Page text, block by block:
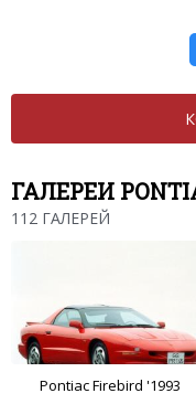
ГАЛЕРЕИ
112 ГАЛЕРЕЙ
Pontiac Firebird '1993